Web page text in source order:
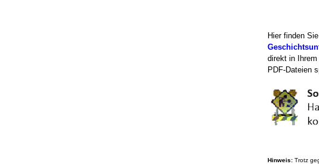
Hier finden
direkt in
PDF-Dateien
Hinweis: Trotz